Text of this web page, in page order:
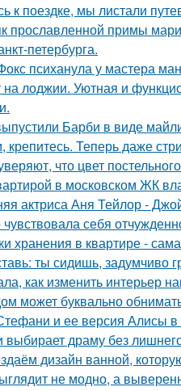
к поездке, мы листали
прославленной примы
петербурга.
психанула у мастера
лоджии. Уютная и
Барби в виде
крепитесь. Теперь даже
что цвет
в московском ЖК
актриса Аня Тейлор -
чувствовала себя
хранения в квартире -
ты сидишь, задумчиво
как изменить интерьер
может буквально
и ее версия Алисы в
выбирает драму без
дизайн ванной,
не модно, а